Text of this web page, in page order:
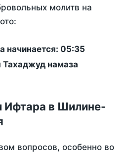
молитв на
начинается: 05:35
намаза
Ифтара в Шилине-
вопросов, особенно во